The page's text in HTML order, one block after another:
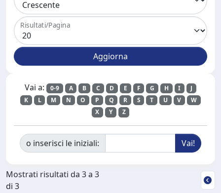
Risultati/Pagina
Vai a: 0-9 A B C D E F G H I
J
K
L M N O P Q R S T U V
W
X
Y Z
o inserisci le iniziali:
Mostrati risultati da 3 a 3
di 3